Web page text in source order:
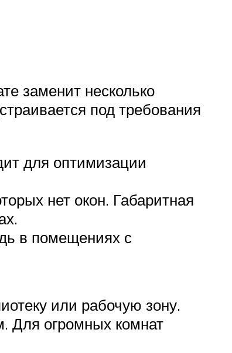
заменит несколько
под требования
для оптимизации
нет окон. Габаритная
в помещениях с
или рабочую зону.
Для огромных комнат